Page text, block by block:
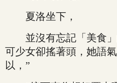
夏洛坐下，
並沒有忘記「美食」
可少女卻搖著頭，她語
以，”